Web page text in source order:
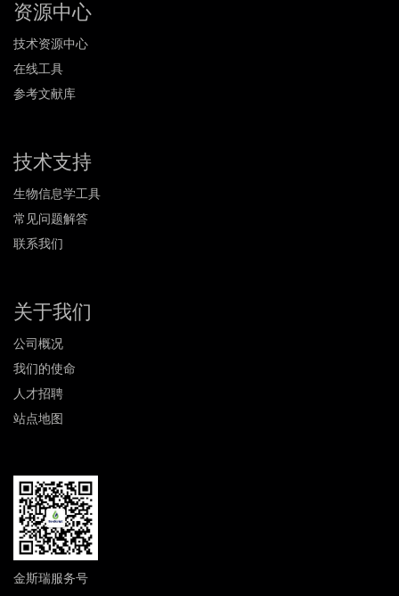
资源中心
技术资源中心
在线工具
参考文献库
技术支持
生物信息学工具
常见问题解答
联系我们
关于我们
公司概况
我们的使命
人才招聘
站点地图
金斯瑞服务号